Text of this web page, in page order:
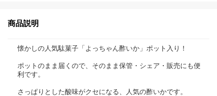
商品説明
懐かしの人気駄菓子「よっちゃん酢いか」ポット入り！
ポットのまま届くので、そのまま保管・シェア・販売にも便
利です。
さっぱりとした酸味がクセになる、人気の酢いかです。